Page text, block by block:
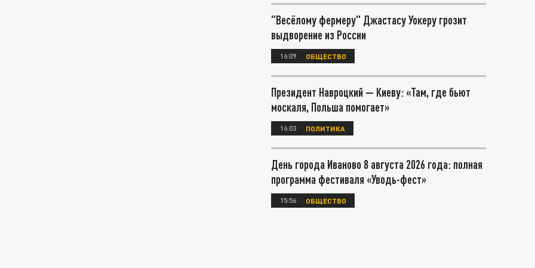
"Весёлому фермеру" Джастасу Уокеру грозит
выдворение из России
16:09 ОБЩЕСТВО
Президент Навроцкий — Киеву: «Там, где бьют
москаля, Польша помогает»
16:03 ПОЛИТИКА
День города Иваново 8 августа 2026 года: полная
программа фестиваля «Уводь-фест»
15:56 ОБЩЕСТВО